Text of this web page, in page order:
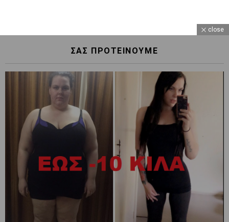
ΣΑΣ ΠΡΟΤΕΙΝΟΥΜΕ
close